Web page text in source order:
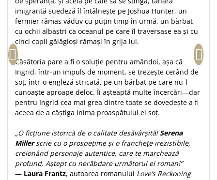
Teologie
A doua venire
Apologetica
Dogmatica
Istoria Bisericii
Misiune
Viata crestina
Contemporaneitate
Devotional
Diverse
Lupta Spirituala
Schimbarea caracterului
Slujire
imigrantă suedeză îl întâlnește pe Joshua Hunter, un
fermier rămas văduv cu puțin timp în urmă, un bărbat
cu ochii albaștri ca oceanul pe care îl traversase ea și cu
cinci copii gălăgioși rămași în grija lui.
Căsătoria pare a fi o soluție pentru amândoi, așa că
Ingrid, într-un impuls de moment, se trezește cerând de
soț, într-o engleză stricată, pe un bărbat pe care nu-l
cunoaște aproape deloc. Îi așteaptă multe încercări—dar
pentru Ingrid cea mai grea dintre toate se dovedește a fi
aceea de a câștiga inima proaspătului ei soț.
„O ficțiune istorică de o calitate desăvârșită!Serena
Millerscrie cu o prospețime și o franchețe irezistibile,
creionând personaje autentice, care te marchează
profund. Aștept cu nerăbdare următorul ei roman!“
— Laura Frantz, autoarea romanului Love’s Reckoning